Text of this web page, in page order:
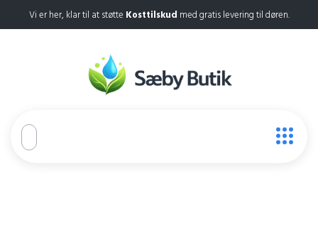
Vi er her, klar til at støtte Kosttilskud med gratis levering til døren.